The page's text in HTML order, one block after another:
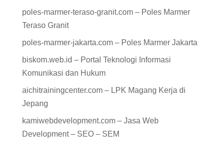
poles-marmer-teraso-granit.com – Poles Marmer
Teraso Granit
poles-marmer-jakarta.com – Poles Marmer Jakarta
biskom.web.id – Portal Teknologi Informasi
Komunikasi dan Hukum
aichitrainingcenter.com – LPK Magang Kerja di
Jepang
kamiwebdevelopment.com – Jasa Web
Development – SEO – SEM